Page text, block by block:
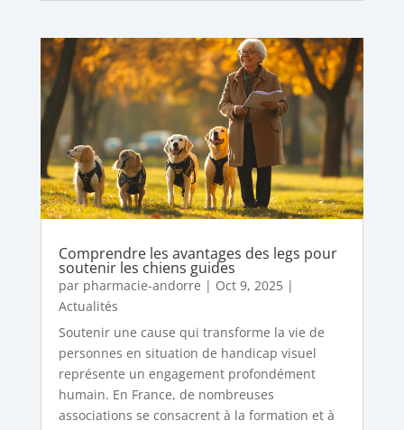
Comprendre les avantages des legs pour
soutenir les chiens guides
par pharmacie-andorre | Oct 9, 2025|
Actualités
Soutenir une cause qui transforme la vie de
personnes en situation de handicap visuel
représente un engagement profondément
humain. En France, de nombreuses
associations se consacrent à la formation et à